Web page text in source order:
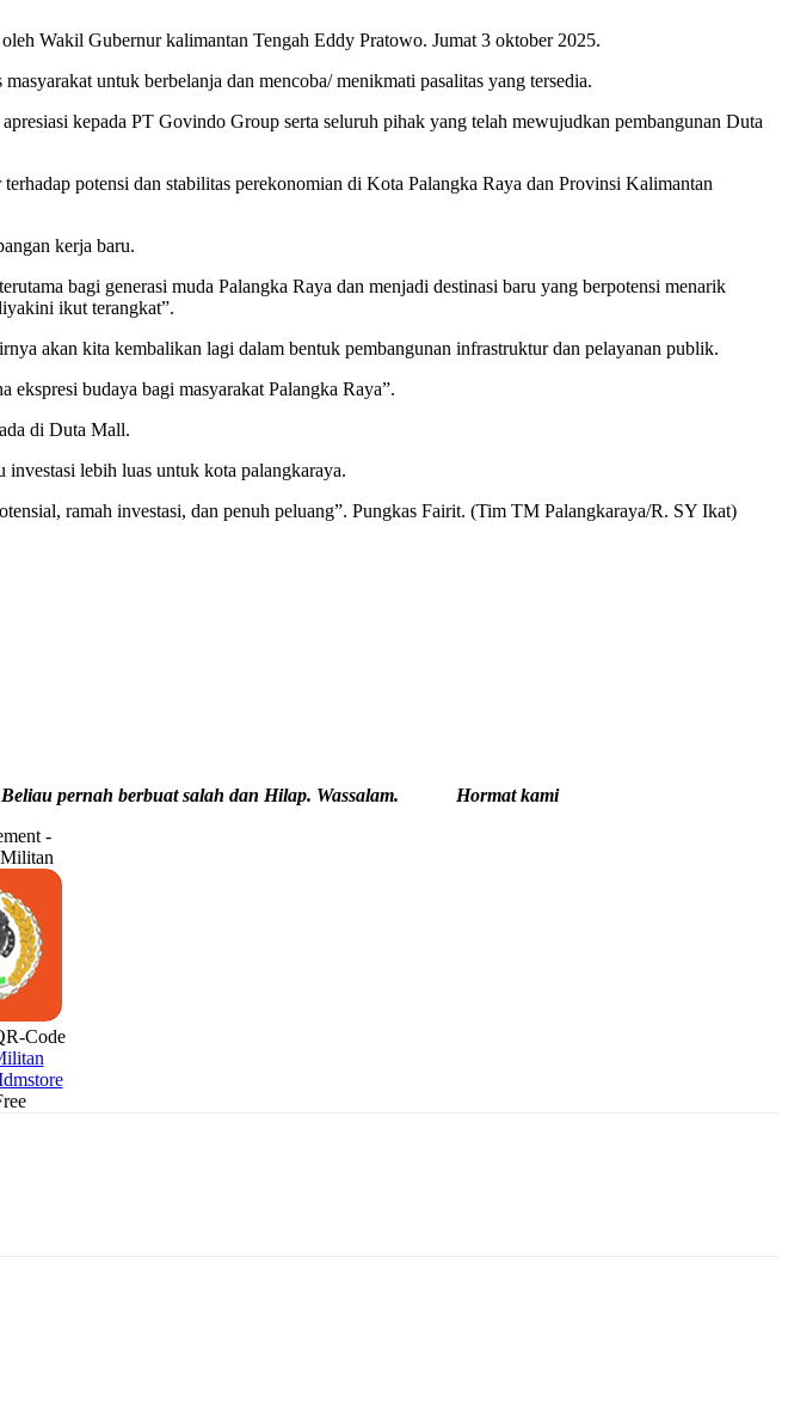
Wakil Gubernur kalimantan Tengah Eddy Pratowo. Jumat 3 oktober 2025.
untuk berbelanja dan mencoba/ menikmati pasalitas yang tersedia.
kepada PT Govindo Group serta seluruh pihak yang telah mewujudkan pembangunan Duta
potensi dan stabilitas perekonomian di Kota Palangka Raya dan Provinsi Kalimantan
kerja baru.
bagi generasi muda Palangka Raya dan menjadi destinasi baru yang berpotensi menarik
ikut terangkat”.
akan kita kembalikan lagi dalam bentuk pembangunan infrastruktur dan pelayanan publik.
budaya bagi masyarakat Palangka Raya”.
di Duta Mall.
lebih luas untuk kota palangkaraya.
ramah investasi, dan penuh peluang”. Pungkas Fairit. (Tim TM Palangkaraya/R. SY Ikat)
Beliau pernah berbuat salah dan Hilap. Wassalam. Hormat kami
-
Code